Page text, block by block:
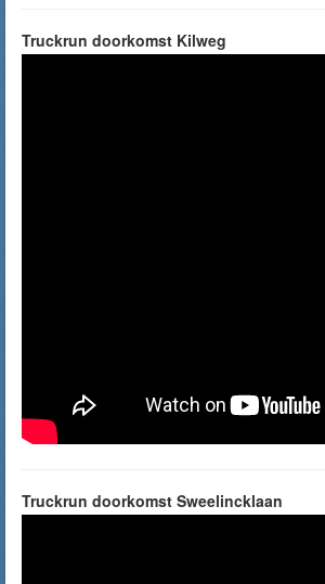
Truckrun doorkomst Kilweg
Truckrun doorkomst Sweelincklaan